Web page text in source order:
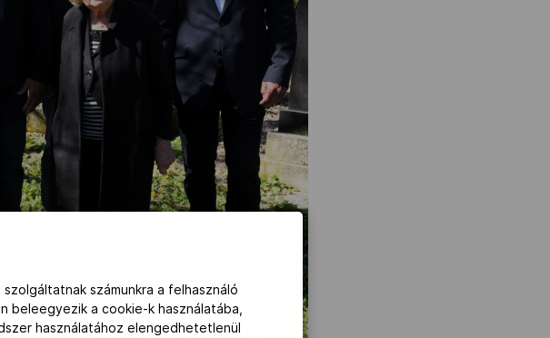
számunkra a felhasználó
beleegyezik a cookie-k használatába,
használatához elengedhetetlenül